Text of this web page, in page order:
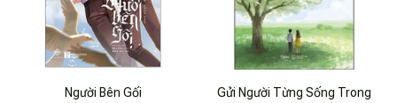
Người Bên Gối
Gửi Người Từng Sống Trong